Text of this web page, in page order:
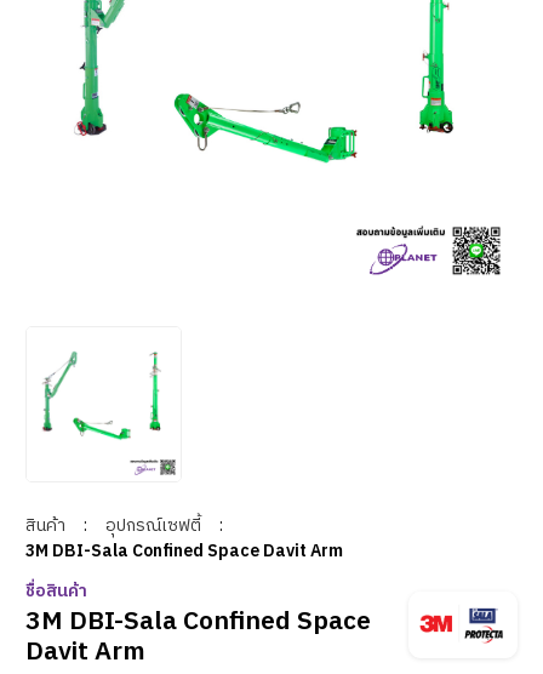
สินค้า : อุปกรณ์เซฟตี้
:
3M DBI-Sala Confined Space Davit Arm
ชื่อสินค้า
3M DBI-Sala Confined Space
Davit Arm